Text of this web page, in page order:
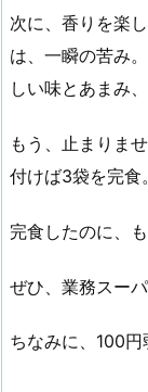
次に、香りを楽
は、一瞬の苦み
しい味とあまみ
もう、止まりま
付けば3袋を完食。
完食したのに、
ぜひ、業務スー
ちなみに、100円